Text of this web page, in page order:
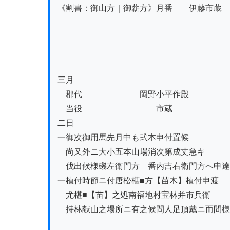
《割書：御山方｜御薪方》月番　　伊藤市蔵
三月
郡代　　　　　　　岡野小平作殿
当役　　　　　　　　　市蔵
二日
一御次御用馬先月中も弐本申付置候
尚又外ニ大小五本山場消次第成丈急キ
伐出候様磯左衛門方ゟ番内吉右衛門方へ申
一植付時節ニ付唐松椹■方【苗木】植付申渡
尤椹■【苗】之処南福地村宝林并市兵衛
持林献山之場所ニ有之候間人足頂戴ニ而間様